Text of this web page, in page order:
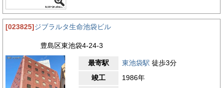
[023825]ジブラルタ生命池袋ビル
豊島区東池袋4-24-3
最寄駅 東池袋駅 徒歩3分
竣工
1986年